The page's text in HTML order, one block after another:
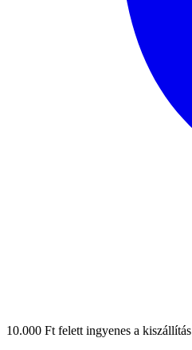
10.000 Ft felett ingyenes a kiszállítás